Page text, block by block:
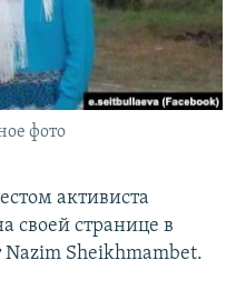
фото
активиста
своей странице в
Nazim Sheikhmambet.